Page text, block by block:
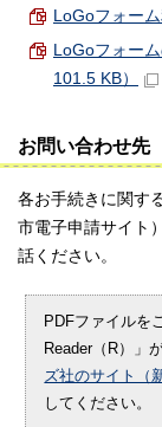
LoGoフォー
LoGoフォー
101.5 KB）
お問い合わせ先
各お手続きに関す
市電子申請サイト
話ください。
PDFファイルを
Reader（R）」
ズ社のサイト（
してください。